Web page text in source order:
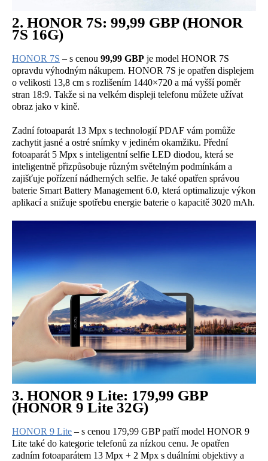
2. HONOR 7S: 99,99 GBP (HONOR
7S 16G)
HONOR 7S – s cenou 99,99 GBP je model HONOR 7S
opravdu výhodným nákupem. HONOR 7S je opatřen displejem
o velikosti 13,8 cm s rozlišením 1440×720 a má vyšší poměr
stran 18:9. Takže si na velkém displeji telefonu můžete užívat
obraz jako v kině.
Zadní fotoaparát 13 Mpx s technologií PDAF vám pomůže
zachytit jasné a ostré snímky v jediném okamžiku. Přední
fotoaparát 5 Mpx s inteligentní selfie LED diodou, která se
inteligentně přizpůsobuje různým světelným podmínkám a
zajišťuje pořízení nádherných selfie. Je také opatřen správou
baterie Smart Battery Management 6.0, která optimalizuje výkon
aplikací a snižuje spotřebu energie baterie o kapacitě 3020 mAh.
3. HONOR 9 Lite: 179,99 GBP
(HONOR 9 Lite 32G)
HONOR 9 Lite – s cenou 179,99 GBP patří model HONOR 9
Lite také do kategorie telefonů za nízkou cenu. Je opatřen
zadním fotoaparátem 13 Mpx + 2 Mpx s duálními objektivy a